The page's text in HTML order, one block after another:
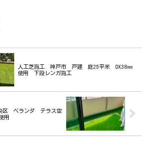
人工芝施工 神戸市 戸建 庭25平米 DX38㎜
使用 下段レンガ施工
区 ベランダ テラス空
用